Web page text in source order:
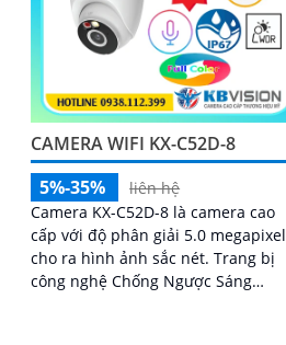
CAMERA WIFI KX-C52D-8
5%-35%
liên hệ
Camera KX-C52D-8 là camera cao
cấp với độ phân giải 5.0 megapixel
cho ra hình ảnh sắc nét. Trang bị
công nghệ Chống Ngược Sáng